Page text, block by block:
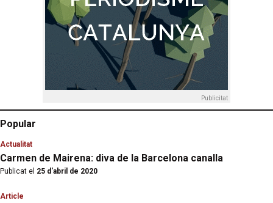
Publicitat
Popular
Actualitat
Carmen de Mairena: diva de la Barcelona canalla
Publicat el 25 d'abril de 2020
Article